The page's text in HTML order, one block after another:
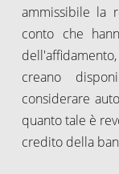
ammissibile la
conto che
creano
considerare
quanto tale è
credito della